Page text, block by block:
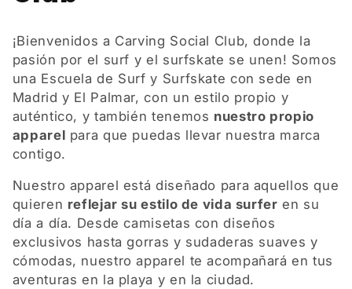
l
e
c
c
i
ó
n
:
¡Bienvenidos a Carving Social Club, donde la
pasión por el surf y el surfskate se unen! Somos
una Escuela de Surf y Surfskate con sede en
Madrid y El Palmar, con un estilo propio y
auténtico, y también tenemos nuestro propio
apparel para que puedas llevar nuestra marca
contigo.
Nuestro apparel está diseñado para aquellos que
quieren reflejar su estilo de vida surfer en su
día a día. Desde camisetas con diseños
exclusivos hasta gorras y sudaderas suaves y
cómodas, nuestro apparel te acompañará en tus
aventuras en la playa y en la ciudad.